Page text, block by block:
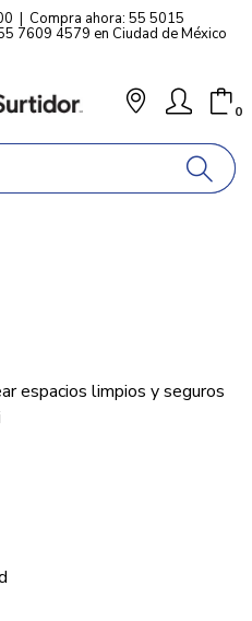
| Compra ahora: 55 5015
7609 4579 en Ciudad de México
0
espacios limpios y seguros